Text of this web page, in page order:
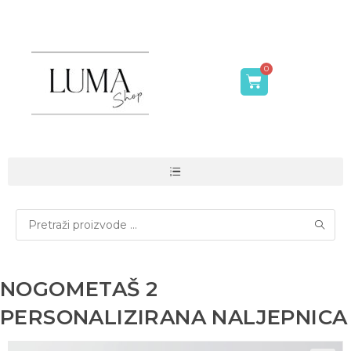
NOGOMETAŠ 2
PERSONALIZIRANA NALJEPNICA